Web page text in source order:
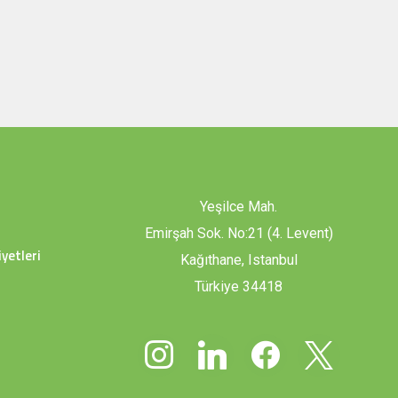
Yeşilce Mah.
Emirşah Sok. No:21 (4. Levent)
Kağıthane, Istanbul
Türkiye 34418
instagramlinkedin facebook